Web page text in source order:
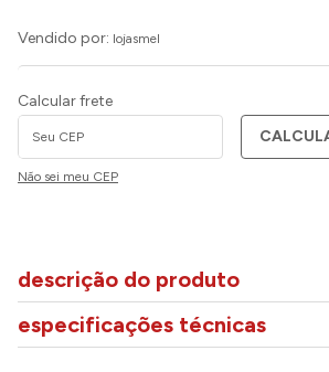
Vendido por: lojasmel
Calcular frete
Não sei meu CEP
descrição do produto
especificações técnicas